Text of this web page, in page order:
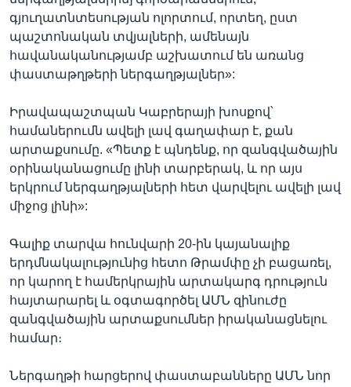
գյուղատնտեսության ոլորտում, որտեղ, ըստ
պաշտոնական տվյալների, ամենայն
հավանականությամբ աշխատում են առանց
փաստաթղթերի ներգաղթյալներ»:
Իրավապաշտպան Կաբրերայի խոսքով՝
համաներումն ավելի լավ գաղափար է, քան
արտաքսումը. «Պետք է պնդենք, որ զանգվածային
օրինականացումը լինի տարբերակ, և որ այս
երկրում ներգաղթյալների հետ վարվելու ավելի լավ
միջոց լինի»:
Գալիք տարվա հունվարի 20-ին կայանալիք
երդմնակալությունից հետո Թրամփը չի բացառել,
որ կարող է համերկրային արտակարգ դրություն
հայտարարել և օգտագործել ԱՄՆ զինուժը
զանգվածային արտաքսումներ իրականացնելու
համար։
Ներգաղթի հարցերով փաստաբանները ԱՄՆ նոր